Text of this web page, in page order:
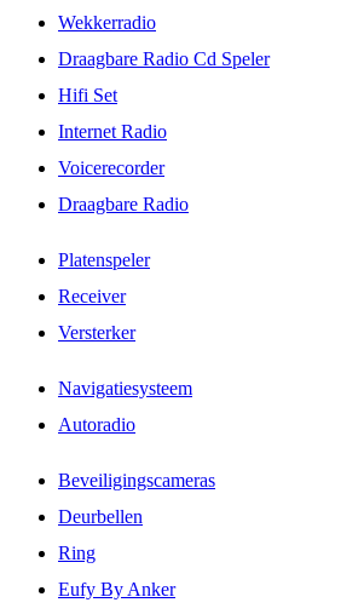
Wekkerradio
Draagbare Radio Cd Speler
Hifi Set
Internet Radio
Voicerecorder
Draagbare Radio
Platenspeler
Receiver
Versterker
Navigatiesysteem
Autoradio
Beveiligingscameras
Deurbellen
Ring
Eufy By Anker